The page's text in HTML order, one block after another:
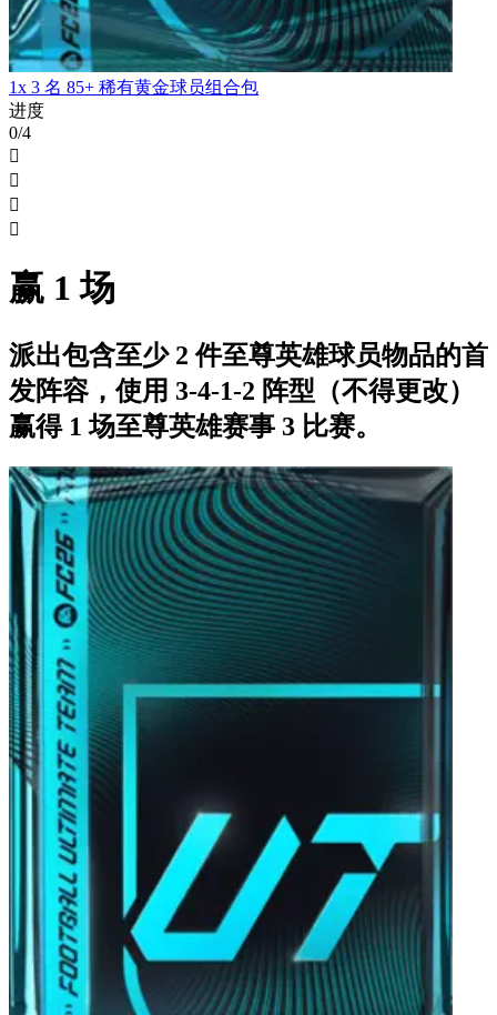
1x 3 名 85+ 稀有黄金球员组合包
进度
0/4




赢 1 场
派出包含至少 2 件至尊英雄球员物品的首
发阵容，使用 3-4-1-2 阵型（不得更改）
赢得 1 场至尊英雄赛事 3 比赛。